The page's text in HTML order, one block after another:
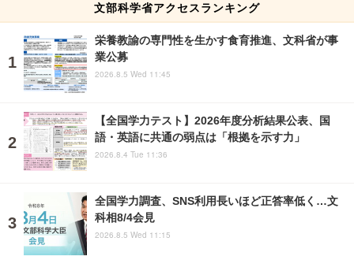
文部科学省アクセスランキング
栄養教諭の専門性を生かす食育推進、文科省が事
業公募
2026.8.5 Wed 11:45
【全国学力テスト】2026年度分析結果公表、国
語・英語に共通の弱点は「根拠を示す力」
2026.8.4 Tue 11:36
全国学力調査、SNS利用長いほど正答率低く…文
科相8/4会見
2026.8.5 Wed 11:15